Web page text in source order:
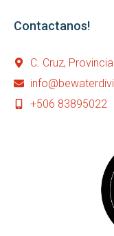
Contactanos!
C. Cruz,
+506 83895022